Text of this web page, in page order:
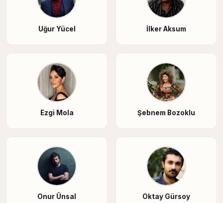
Uğur Yücel İlker Aksum
Ezgi Mola Şebnem Bozoklu
Onur Ünsal Oktay Gürsoy